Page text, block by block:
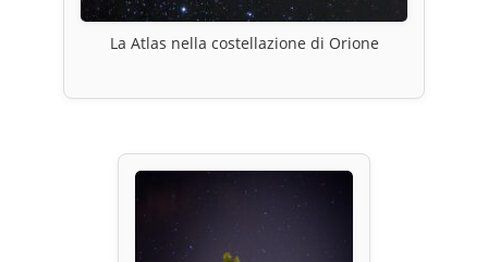
La Atlas nella costellazione di Orione